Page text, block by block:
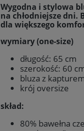
Wygodna i stylowa
na chłodniejsze dni.
dla większego
wymiary (one-size)
długość: 65 cm
szerokość: 60
bluza z
krój oversize
skład:
80% bawełna